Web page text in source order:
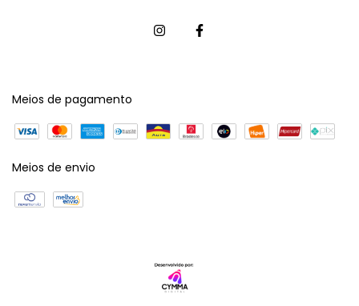
Meios de pagamento
Meios de envio